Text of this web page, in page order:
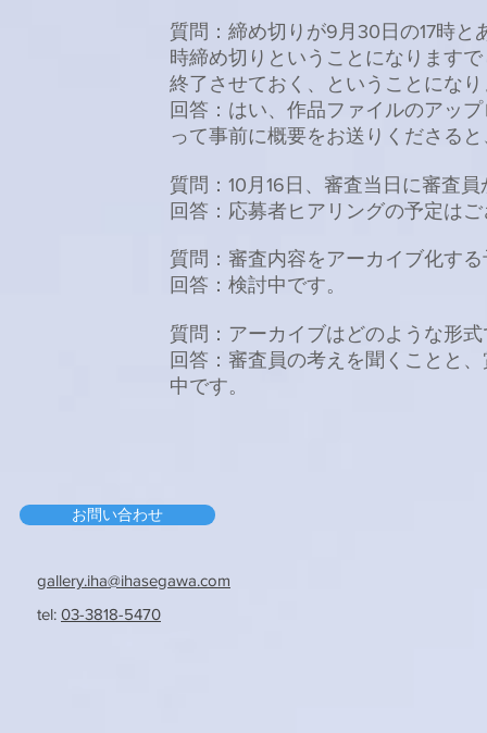
質問： 締め切りが9月30日の17時と
時締め切りということになります
終了させておく、ということにな
回答：はい、作品ファイルのアッ
って事前に概要をお送りくださる
質問：10月16日、審査当日に審査
回答：応募者ヒアリングの予定は
質問：審査内容をアーカイブ化す
回答：検討中です。
質問：アーカイブはどのような形
回答：審査員の考えを聞くことと
中です。
お問い合わせ
gallery.iha@ihasegawa.com
tel: 03-3818-5470